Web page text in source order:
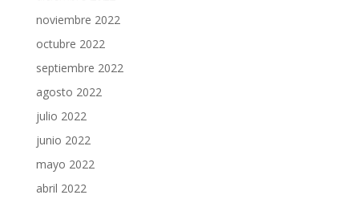
noviembre 2022
octubre 2022
septiembre 2022
agosto 2022
julio 2022
junio 2022
mayo 2022
abril 2022